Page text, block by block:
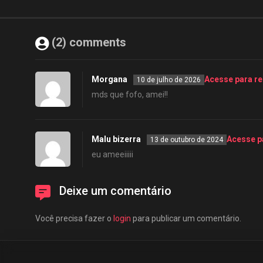
(2) comments
Morgana 10 de julho de 2026 Acesse para
mds que fofo, amei!!
Malu bizerra 13 de outubro de 2024 Acesse
eu ameeiiiii
Deixe um comentário
Você precisa fazer o login para publicar um comentário.